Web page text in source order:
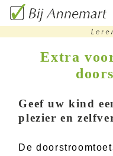
remedial
teaching
bijles
Extra
Geef uw kind
plezier en
De